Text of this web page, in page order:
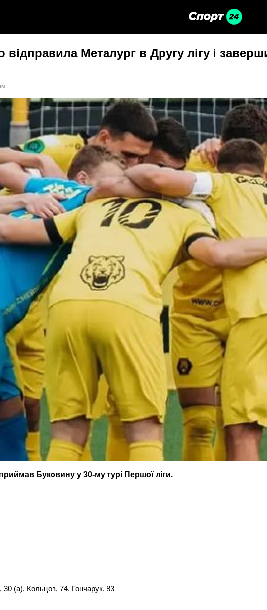
відправила Металург в Другу лігу і
Буковину у 30-му турі Першої ліги.
30 (а), Кольцов, 74, Гончарук, 83